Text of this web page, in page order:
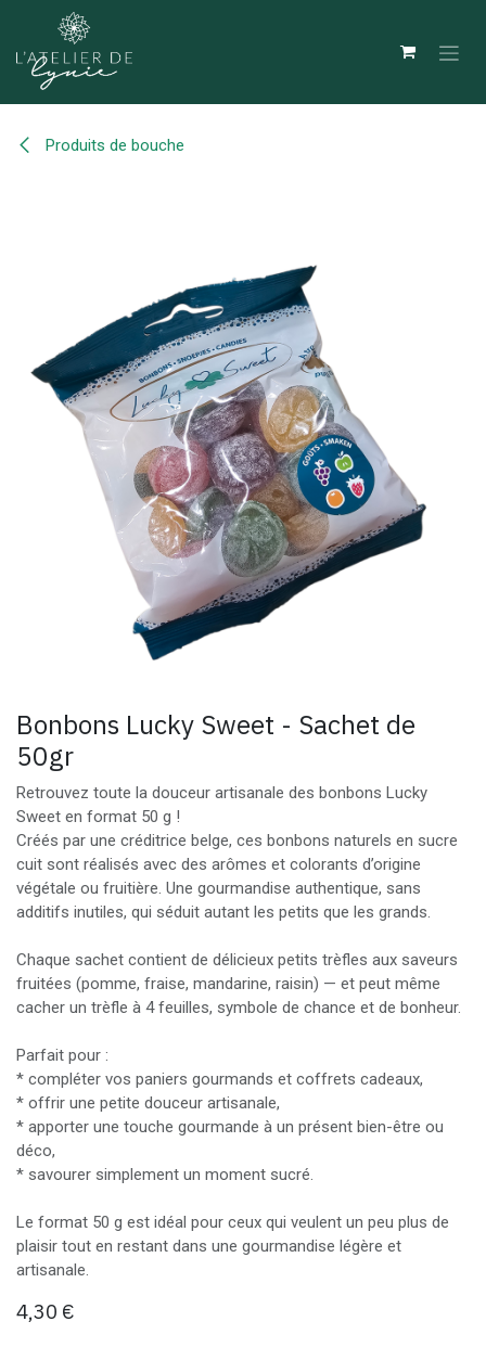
Se rendre au contenu
Produits de bouche
Bonbons Lucky Sweet - Sachet de
50gr
Retrouvez toute la douceur artisanale des bonbons Lucky
Sweet en format 50 g !
Créés par une créditrice belge, ces bonbons naturels en sucre
cuit sont réalisés avec des arômes et colorants d’origine
végétale ou fruitière. Une gourmandise authentique, sans
additifs inutiles, qui séduit autant les petits que les grands.
Chaque sachet contient de délicieux petits trèfles aux saveurs
fruitées (pomme, fraise, mandarine, raisin) — et peut même
cacher un trèfle à 4 feuilles, symbole de chance et de bonheur.
Parfait pour :
* compléter vos paniers gourmands et coffrets cadeaux,
* offrir une petite douceur artisanale,
* apporter une touche gourmande à un présent bien-être ou
déco,
* savourer simplement un moment sucré.
Le format 50 g est idéal pour ceux qui veulent un peu plus de
plaisir tout en restant dans une gourmandise légère et
artisanale.
4,30 €